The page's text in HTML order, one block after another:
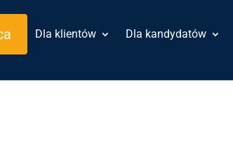
Dla klientów Dla kandydatów